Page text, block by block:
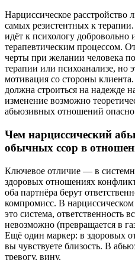
Нарциссическое расстройство
самых резистентных к
идёт к психологу добровольно
терапевтическим процессом.
черты при желании человека
терапии или психоанализе, но
мотивация со стороны
должна строиться на надежде
изменение возможно
абьюзивных отношений
Чем нарциссический
обычных ссор в
Ключевое отличие — в
здоровых отношениях
оба партнёра берут
компромисс. В
это система, ответственность
невозможно (превращается в
Ещё один маркер: в здоровых
вы чувствуете близость. В
тревогу, вину.